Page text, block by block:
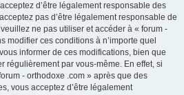
d’être légalement responsable des
pas d’être légalement responsable de
ne pas utiliser et accéder à « forum -
modifier ces conditions à n’importe quel
informer de ces modifications, bien que
régulièrement par vous-même. En effet, si
- orthodoxe .com » après que des
vous acceptez d’être légalement